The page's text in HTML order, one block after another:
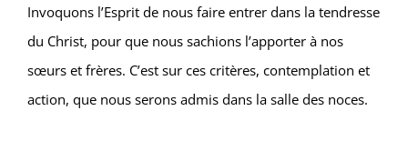
Invoquons l’Esprit de nous faire entrer dans la tendresse
du Christ, pour que nous sachions l’apporter à nos
sœurs et frères. C’est sur ces critères, contemplation et
action, que nous serons admis dans la salle des noces.